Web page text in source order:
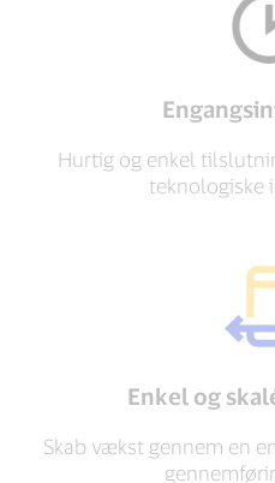
Hurtig og enkel
teknologiske
Enkel og
Skab vækst gennem en